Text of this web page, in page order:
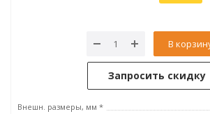
В
Запросить скидку
Внешн. размеры, мм *